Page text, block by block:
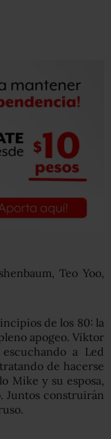
Teo Yoo,
de los 80: la
apogeo. Viktor
a Led
de hacerse
Mike y su esposa,
Juntos construirán